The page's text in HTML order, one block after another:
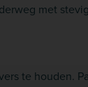
met
te houden.